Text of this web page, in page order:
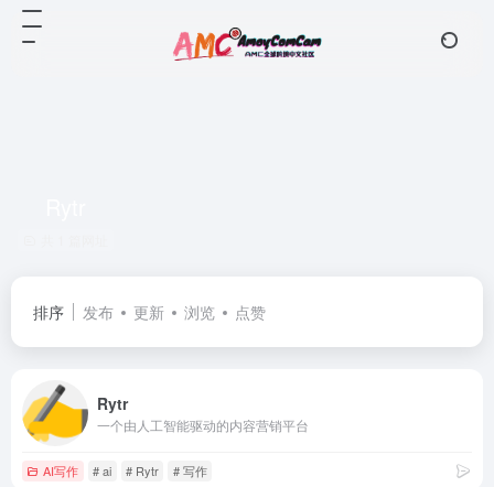
排序 发布 更新 浏览 点赞
Rytr
一个由人工智能驱动的内容营销平台
AI写作 # ai # Rytr # 写作